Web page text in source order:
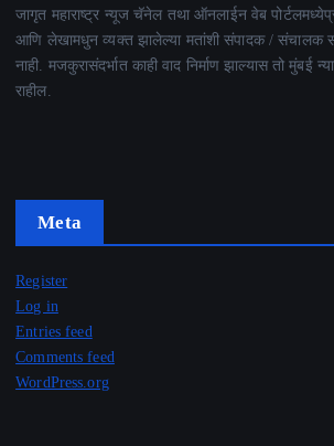
जागृत महाराष्ट्र न्यूज चॅनेल तथा ऑनलाईन वेब
आणि लेखामधुन व्यक्त झालेल्या मतांशी संपादक /
नाही. मजकुरासंदर्भात काही वाद निर्माण झाल्यास तो मुंबई
राहील.
Meta
Register
Log in
Entries feed
Comments feed
WordPress.org